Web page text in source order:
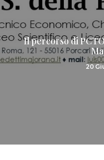
Il percorso di
20